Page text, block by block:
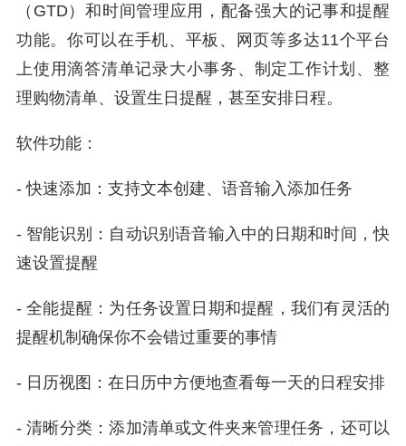
（GTD）和时间管理应用，配备强大的记事和提醒
功能。你可以在手机、平板、网页等多达11个平台
上使用滴答清单记录大小事务、制定工作计划、整
理购物清单、设置生日提醒，甚至安排日程。
软件功能：
- 快速添加：支持文本创建、语音输入添加任务
- 智能识别：自动识别语音输入中的日期和时间，快
速设置提醒
- 全能提醒：为任务设置日期和提醒，我们有灵活的
提醒机制确保你不会错过重要的事情
- 日历视图：在日历中方便地查看每一天的日程安排
- 清晰分类：添加清单或文件夹来管理任务，还可以